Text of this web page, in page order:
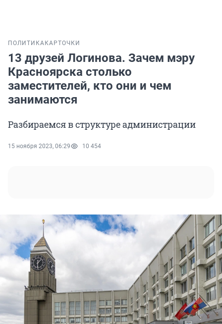
ПОЛИТИКА КАРТОЧКИ
13 друзей Логинова. Зачем мэру
Красноярска столько
заместителей, кто они и чем
занимаются
Разбираемся в структуре администрации
15 ноября 2023, 06:29 10 454